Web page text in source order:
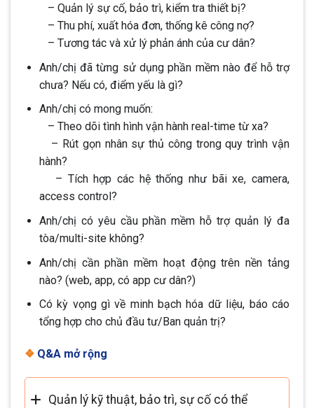
– Quản lý sự cố, bảo trì, kiểm tra thiết bị?
– Thu phí, xuất hóa đơn, thống kê công nợ?
– Tương tác và xử lý phản ánh của cư dân?
Anh/chị đã từng sử dụng phần mềm nào để hỗ trợ
chưa? Nếu có, điểm yếu là gì?
Anh/chị có mong muốn:
– Theo dõi tình hình vận hành real-time từ xa?
– Rút gọn nhân sự thủ công trong quy trình vận
hành?
– Tích hợp các hệ thống như bãi xe, camera,
access control?
Anh/chị có yêu cầu phần mềm hỗ trợ quản lý đa
tòa/multi-site không?
Anh/chị cần phần mềm hoạt động trên nền tảng
nào? (web, app, có app cư dân?)
Có kỳ vọng gì về minh bạch hóa dữ liệu, báo cáo
tổng hợp cho chủ đầu tư/Ban quản trị?
❖ Q&A mở rộng
Quản lý kỹ thuật, bảo trì, sự cố có thể